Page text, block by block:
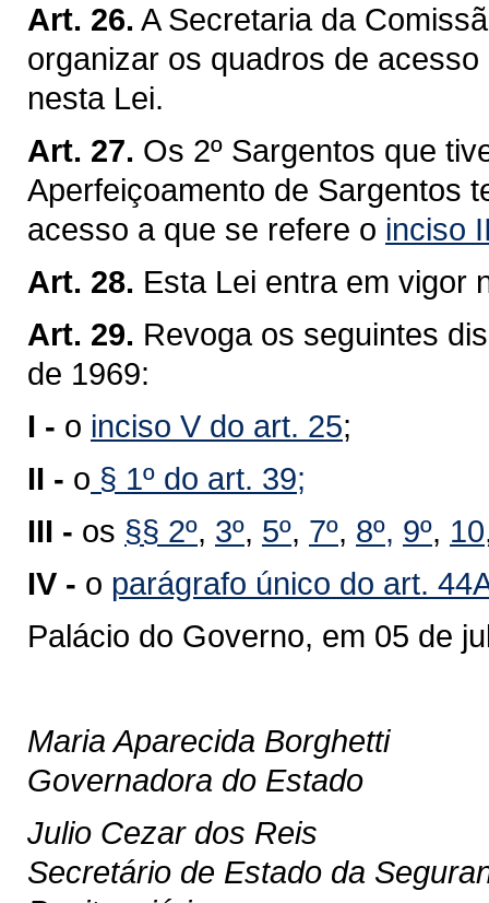
Art. 26. A Secretaria da
organizar os quadros de
nesta Lei.
Art. 27. Os 2º Sargentos que
Aperfeiçoamento de Sargentos
acesso a que se refere o inciso
Art. 28. Esta Lei entra em vigor
Art. 29. Revoga os seguintes
de 1969:
I - o inciso V do art. 25;
II - o § 1º do art. 39;
III - os §§ 2º, 3º, 5º, 7º, 8º, 9º, 10
IV - o parágrafo único do art.
Palácio do Governo, em 05 de
Maria Aparecida Borghetti
Governadora do Estado
Julio Cezar dos Reis
Secretário de Estado da